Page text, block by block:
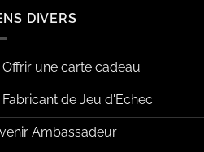
DIVERS
Offrir une carte cadeau
Fabricant de Jeu d'Echec
Ambassadeur